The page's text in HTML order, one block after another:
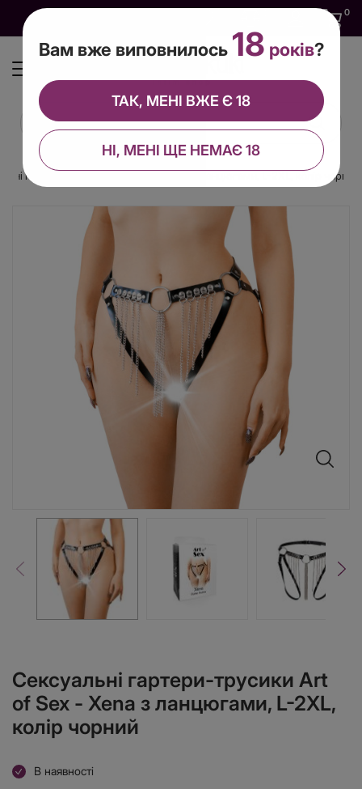
0
гартери-трусики Art of Sex - Xena з ланцюгами, L-2XL, колір чорний
Сексуальні гартери-трусики Art
of Sex - Xena з ланцюгами, L-2XL,
колір чорний
В наявності
Вам вже виповнилось 18 років?
НІ, МЕНІ ЩЕ НЕМАЄ 18
ТАК, МЕНІ ВЖЕ Є 18